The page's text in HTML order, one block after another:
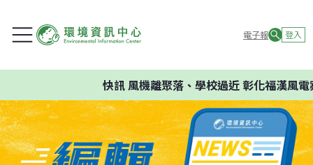
電子報 登入
快訊風機離聚落、學校過近 彰化福漢風電